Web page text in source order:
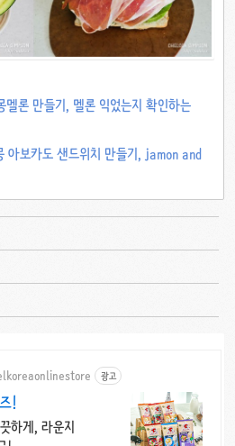
론 만들기, 멜론 익었는지 확인하는
보카도 샌드위치 만들기, jamon and
광고
!
하게, 라운지